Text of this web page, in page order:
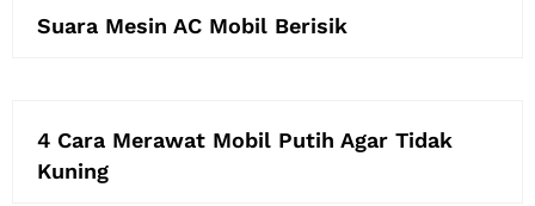
Suara Mesin AC Mobil Berisik
4 Cara Merawat Mobil Putih Agar Tidak
Kuning